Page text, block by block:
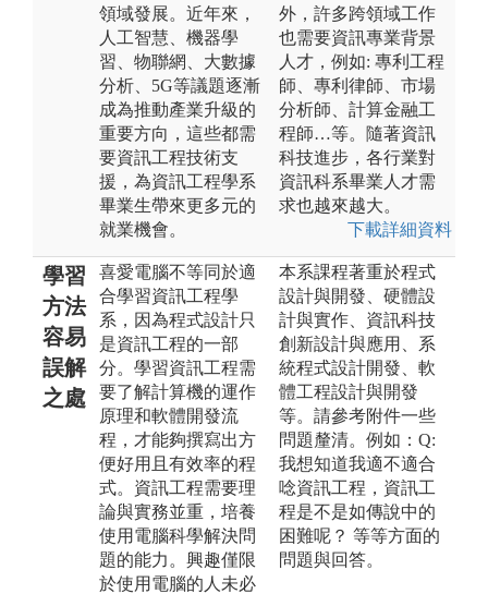
領域發展。近年來，
人工智慧、機器學
習、物聯網、大數據
分析、5G等議題逐漸
成為推動產業升級的
重要方向，這些都需
要資訊工程技術支
援，為資訊工程學系
畢業生帶來更多元的
就業機會。
外，許多跨領域工作
也需要資訊專業背景
人才，例如: 專利工程
師、專利律師、市場
分析師、計算金融工
程師…等。隨著資訊
科技進步，各行業對
資訊科系畢業人才需
求也越來越大。
下載詳細資料
學習
方法
容易
誤解
之處
喜愛電腦不等同於適
合學習資訊工程學
系，因為程式設計只
是資訊工程的一部
分。學習資訊工程需
要了解計算機的運作
原理和軟體開發流
程，才能夠撰寫出方
便好用且有效率的程
式。資訊工程需要理
論與實務並重，培養
使用電腦科學解決問
題的能力。興趣僅限
於使用電腦的人未必
本系課程著重於程式
設計與開發、硬體設
計與實作、資訊科技
創新設計與應用、系
統程式設計開發、軟
體工程設計與開發
等。請參考附件一些
問題釐清。例如：Q:
我想知道我適不適合
唸資訊工程，資訊工
程是不是如傳說中的
困難呢？ 等等方面的
問題與回答。